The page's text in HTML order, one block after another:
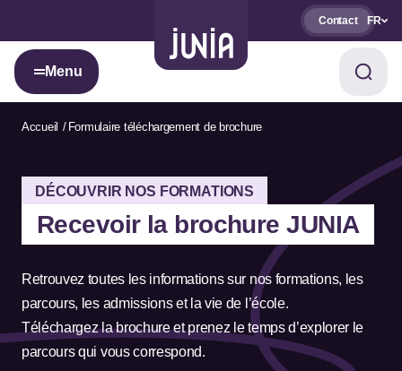
Contact FR
Menu
Accueil Formulaire téléchargement de brochure
DÉCOUVRIR NOS FORMATIONS
Recevoir la brochure JUNIA
Retrouvez toutes les informations sur nos formations, les
parcours, les admissions et la vie de l’école.
Téléchargez la brochure et prenez le temps d’explorer le
parcours qui vous correspond.